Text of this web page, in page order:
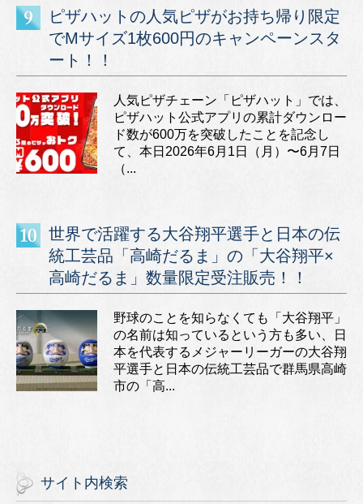
ピザハットの人気ピザがお持ち帰り限定
でMサイズ1枚600円のキャンペーンスタ
ート！！
人気ピザチェーン「ピザハット」では、
ピザハット公式アプリの累計ダウンロー
ド数が600万を突破したことを記念し
て、本日2026年6月1日（月）〜6月7日
（...
世界で活躍する大谷翔平選手と日本の伝
統工芸品「高崎だるま」の「大谷翔平×
高崎だるま」数量限定受注販売！！
野球のことを知らなくても「大谷翔平」
の名前は知っているという方も多い、日
本を代表するメジャーリーガーの大谷翔
平選手と日本の伝統工芸品で群馬県高崎
市の「高...
サイト内検索